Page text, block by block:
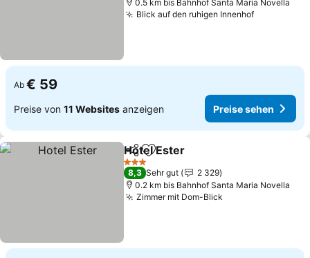
0.5 km bis Bahnhof Santa Maria Novella
Blick auf den ruhigen Innenhof
Ab € 59
Preise von 11 Websites anzeigen Preise sehen
TeilenZu Favoriten hinzufügen
Hotel Ester
3 Sterne
8,3 Sehr gut
2 329
0.2 km bis Bahnhof Santa Maria Novella
Zimmer mit Dom-Blick